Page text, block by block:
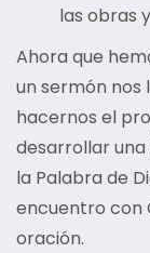
las obras
Ahora que
un sermón nos
hacernos el
desarrollar
la Palabra de
encuentro con
oración.